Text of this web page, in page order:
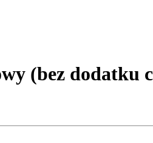
(bez dodatku